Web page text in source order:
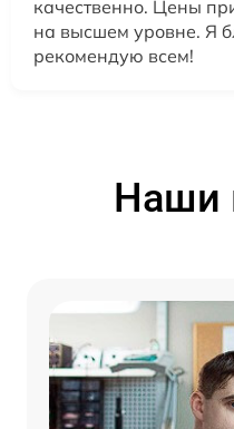
качественно. Цены
на высшем уровне. Я
рекомендую всем!
Наши